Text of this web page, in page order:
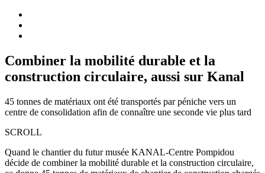
Combiner la mobilité durable et la
construction circulaire, aussi sur Kanal
45 tonnes de matériaux ont été transportés par péniche vers un
centre de consolidation afin de connaître une seconde vie plus tard
SCROLL
Quand le chantier du futur musée KANAL-Centre Pompidou
décide de combiner la mobilité durable et la construction circulaire,